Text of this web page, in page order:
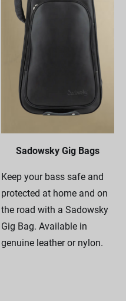
Sadowsky Gig Bags
Keep your bass safe and
protected at home and on
the road with a Sadowsky
Gig Bag. Available in
genuine leather or nylon.